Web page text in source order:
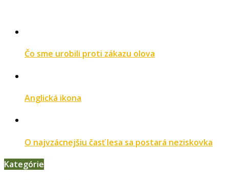
Čo sme urobili proti zákazu olova
Anglická ikona
O najvzácnejšiu časť lesa sa postará neziskovka
Kategórie